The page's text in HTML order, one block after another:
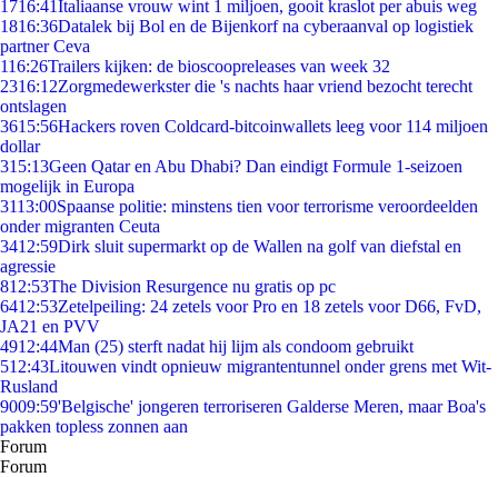
1716:41Italiaanse vrouw wint 1 miljoen, gooit kraslot per abuis weg
1816:36Datalek bij Bol en de Bijenkorf na cyberaanval op logistiek
partner Ceva
116:26Trailers kijken: de bioscoopreleases van week 32
2316:12Zorgmedewerkster die 's nachts haar vriend bezocht terecht
ontslagen
3615:56Hackers roven Coldcard-bitcoinwallets leeg voor 114 miljoen
dollar
315:13Geen Qatar en Abu Dhabi? Dan eindigt Formule 1-seizoen
mogelijk in Europa
3113:00Spaanse politie: minstens tien voor terrorisme veroordeelden
onder migranten Ceuta
3412:59Dirk sluit supermarkt op de Wallen na golf van diefstal en
agressie
812:53The Division Resurgence nu gratis op pc
6412:53Zetelpeiling: 24 zetels voor Pro en 18 zetels voor D66, FvD,
JA21 en PVV
4912:44Man (25) sterft nadat hij lijm als condoom gebruikt
512:43Litouwen vindt opnieuw migrantentunnel onder grens met Wit-
Rusland
9009:59'Belgische' jongeren terroriseren Galderse Meren, maar Boa's
pakken topless zonnen aan
Forum
Forum